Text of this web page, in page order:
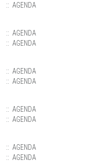
:: AGENDA
:: AGENDA
:: AGENDA
:: AGENDA
:: AGENDA
:: AGENDA
:: AGENDA
:: AGENDA
:: AGENDA